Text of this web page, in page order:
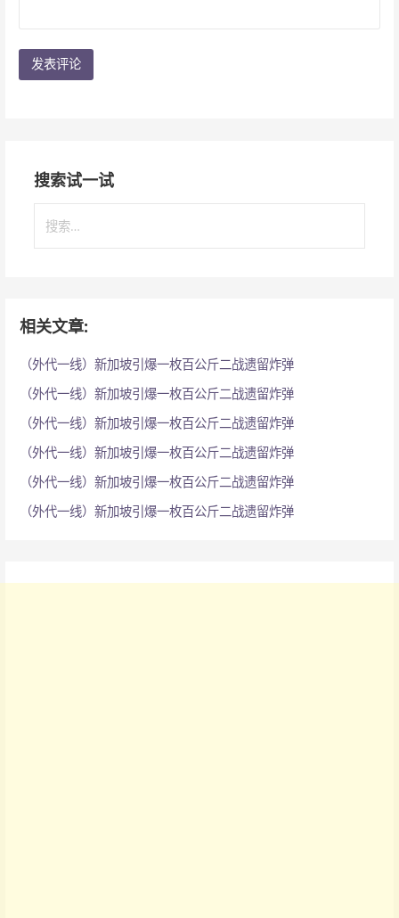
搜索试一试
索
相关文章:
（外代一线）新加坡引爆一枚百公斤二战遗留炸弹
（外代一线）新加坡引爆一枚百公斤二战遗留炸弹
（外代一线）新加坡引爆一枚百公斤二战遗留炸弹
（外代一线）新加坡引爆一枚百公斤二战遗留炸弹
（外代一线）新加坡引爆一枚百公斤二战遗留炸弹
（外代一线）新加坡引爆一枚百公斤二战遗留炸弹